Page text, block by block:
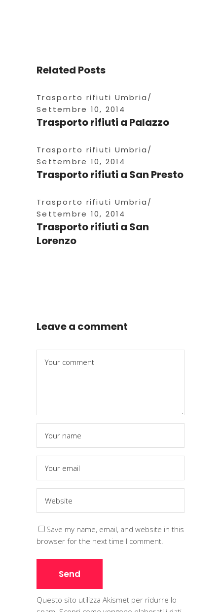
Related Posts
Trasporto rifiuti Umbria
Settembre 10, 2014
Trasporto rifiuti a Palazzo
Trasporto rifiuti Umbria
Settembre 10, 2014
Trasporto rifiuti a San Presto
Trasporto rifiuti Umbria
Settembre 10, 2014
Trasporto rifiuti a San
Lorenzo
Leave a comment
Save my name, email, and website in this
browser for the next time I comment.
Questo sito utilizza Akismet per ridurre lo